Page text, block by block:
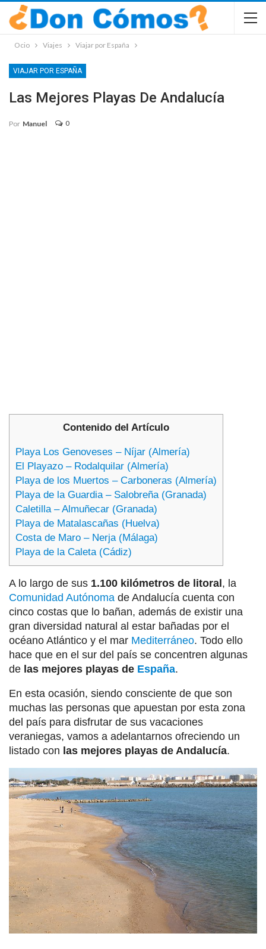
Ocio Viajes Viajar por España
VIAJAR POR ESPAÑA
Las Mejores Playas De Andalucía
Por Manuel 0
Contenido del Artículo
Playa Los Genoveses – Níjar (Almería)
El Playazo – Rodalquilar (Almería)
Playa de los Muertos – Carboneras (Almería)
Playa de la Guardia – Salobreña (Granada)
Caletilla – Almuñecar (Granada)
Playa de Matalascañas (Huelva)
Costa de Maro – Nerja (Málaga)
Playa de la Caleta (Cádiz)
A lo largo de sus 1.100 kilómetros de litoral , la
Comunidad Autónoma de Andalucía cuenta con
cinco costas que lo bañan, además de existir una
gran diversidad natural al estar bañadas por el
océano Atlántico y el mar Mediterráneo. Todo ello
hace que en el sur del país se concentren algunas
de las mejores playas de España.
En esta ocasión, siendo consciente de que son
muchas las personas que apuestan por esta zona
del país para disfrutar de sus vacaciones
veraniegas, vamos a adelantarnos ofreciendo un
listado con las mejores playas de Andalucía.